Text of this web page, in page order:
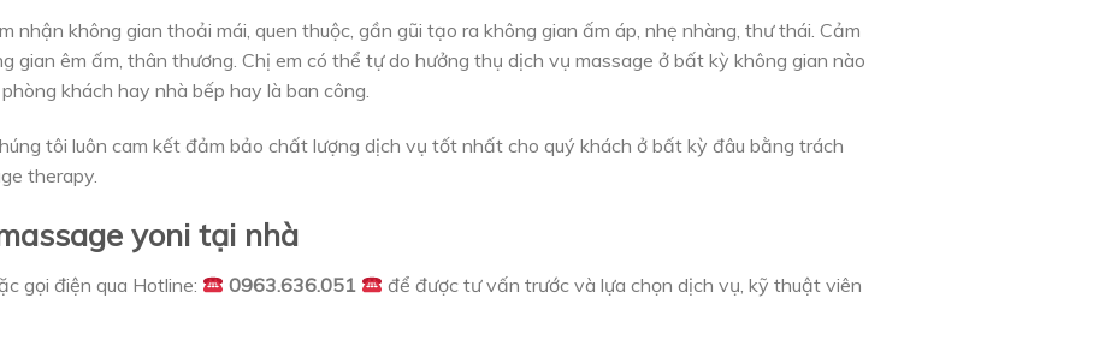
nhận không gian thoải mái, quen thuộc, gần gũi tạo ra không gian ấm áp, nhẹ nhàng, thư thái. Cảm
gian êm ấm, thân thương. Chị em có thể tự do hưởng thụ dịch vụ massage ở bất kỳ không gian nào
khách hay nhà bếp hay là ban công.
tôi luôn cam kết đảm bảo chất lượng dịch vụ tốt nhất cho quý khách ở bất kỳ đâu bằng trách
therapy.
yoni tại nhà
gọi điện qua Hotline: 0963.636.051
để được tư vấn trước và lựa chọn dịch vụ, kỹ thuật viên